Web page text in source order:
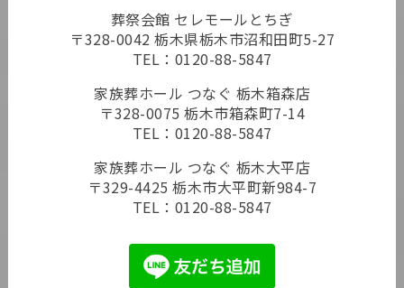
葬祭会館 セレモールとちぎ
〒328-0042 栃木県栃木市沼和田町5-27
TEL： 0120-88-5847
家族葬ホール つなぐ 栃木箱森店
〒328-0075 栃木市箱森町7-14
TEL： 0120-88-5847
家族葬ホール つなぐ 栃木大平店
〒329-4425 栃木市大平町新984-7
TEL： 0120-88-5847